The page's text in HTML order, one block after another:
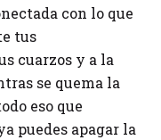
con lo que
tus
cuarzos y a la
se quema la
eso que
puedes apagar la